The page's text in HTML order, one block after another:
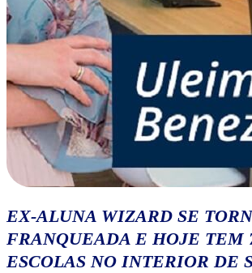
EX-ALUNA WIZARD SE
FRANQUEADA E HOJE TEM
ESCOLAS NO INTERIOR DE